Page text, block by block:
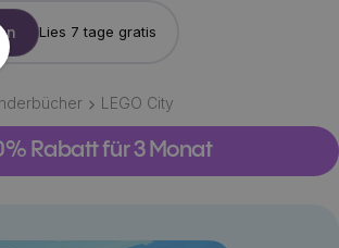
Lies 7 tage gratis
LEGO City
Rabatt für 3 Monat